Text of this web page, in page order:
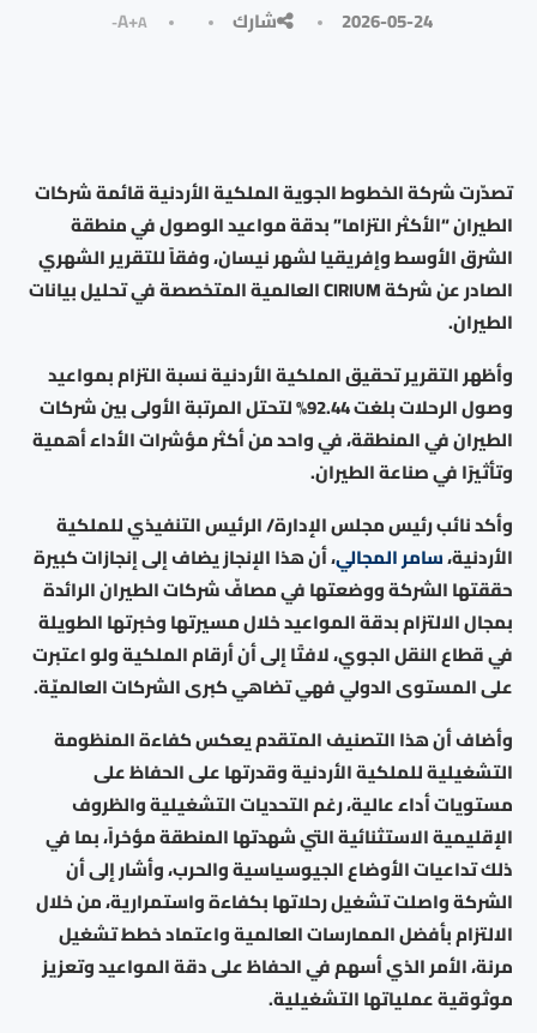
2026-05-24 شارك A+A-
تصدّرت شركة الخطوط الجوية الملكية الأردنية قائمة شركات
الطيران “الأكثر التزاما” بدقة مواعيد الوصول في منطقة
الشرق الأوسط وإفريقيا لشهر نيسان، وفقاً للتقرير الشهري
الصادر عن شركة CIRIUM العالمية المتخصصة في تحليل بيانات
الطيران.
وأظهر التقرير تحقيق الملكية الأردنية نسبة التزام بمواعيد
وصول الرحلات بلغت 92.44% لتحتل المرتبة الأولى بين شركات
الطيران في المنطقة، في واحد من أكثر مؤشرات الأداء أهمية
وتأثيرًا في صناعة الطيران.
وأكد نائب رئيس مجلس الإدارة/ الرئيس التنفيذي للملكية
الأردنية،سامر المجالي، أن هذا الإنجاز يضاف إلى إنجازات كبيرة
حققتها الشركة ووضعتها في مصافّ شركات الطيران الرائدة
بمجال الالتزام بدقة المواعيد خلال مسيرتها وخبرتها الطويلة
في قطاع النقل الجوي، لافتًا إلى أن أرقام الملكية ولو اعتبرت
على المستوى الدولي فهي تضاهي كبرى الشركات العالميّة.
وأضاف أن هذا التصنيف المتقدم يعكس كفاءة المنظومة
التشغيلية للملكية الأردنية وقدرتها على الحفاظ على
مستويات أداء عالية، رغم التحديات التشغيلية والظروف
الإقليمية الاستثنائية التي شهدتها المنطقة مؤخراً، بما في
ذلك تداعيات الأوضاع الجيوسياسية والحرب، وأشار إلى أن
الشركة واصلت تشغيل رحلاتها بكفاءة واستمرارية، من خلال
الالتزام بأفضل الممارسات العالمية واعتماد خطط تشغيل
مرنة، الأمر الذي أسهم في الحفاظ على دقة المواعيد وتعزيز
موثوقية عملياتها التشغيلية.